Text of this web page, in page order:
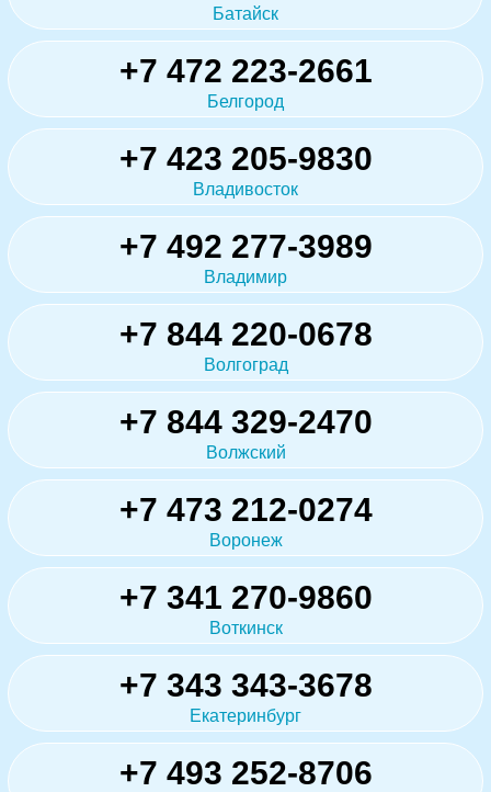
Батайск
+7 472 223-2661
Белгород
+7 423 205-9830
Владивосток
+7 492 277-3989
Владимир
+7 844 220-0678
Волгоград
+7 844 329-2470
Волжский
+7 473 212-0274
Воронеж
+7 341 270-9860
Воткинск
+7 343 343-3678
Екатеринбург
+7 493 252-8706